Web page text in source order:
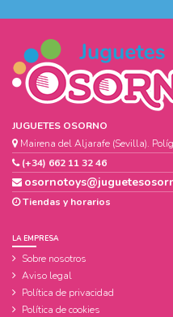
JUGUETES OSORNO
Mairena del Aljarafe (Sevilla).
(+34) 662 11 32 46
Tiendas y horarios
LA EMPRESA
Sobre nosotros
Aviso legal
Política de privacidad
Política de cookies